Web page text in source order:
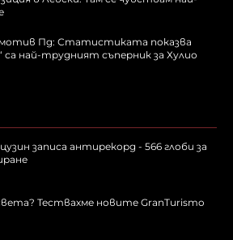
Пд: Статистиката показва
най-трудният съперник за Хулио
записа антирекорд - 566 глоби за
Тествахме новите GranTurismo